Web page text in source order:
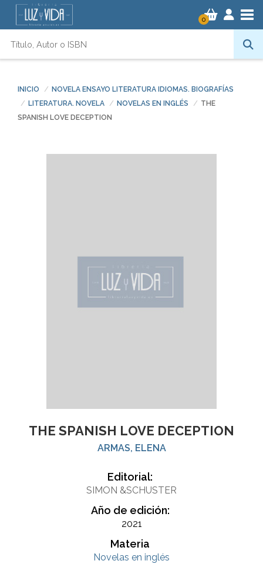
0
INICIO
NOVELA ENSAYO LITERATURA IDIOMAS. BIOGRAFÍAS
LITERATURA. NOVELA
NOVELAS EN INGLÉS
THE
SPANISH LOVE DECEPTION
THE SPANISH LOVE DECEPTION
ARMAS, ELENA
Editorial:
SIMON &SCHUSTER
Año de edición:
2021
Materia
Novelas en inglés